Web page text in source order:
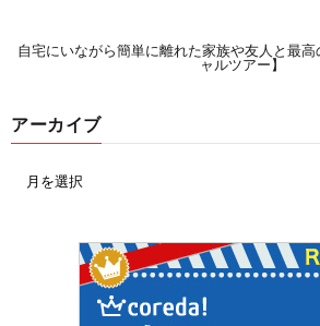
自宅にいながら簡単に離れた家族や友人と最
ャルツアー】
アーカイブ